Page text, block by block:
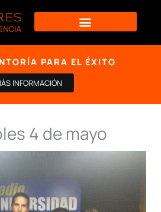
PARA EL ÉXITO
INFORMACIÓN
4 de mayo